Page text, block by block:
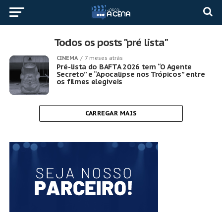
Todos os posts "pré lista"
CINEMA 7 meses atrás
Pré-lista do BAFTA 2026 tem “O Agente
Secreto” e “Apocalipse nos Trópicos” entre
os filmes elegíveis
CARREGAR MAIS